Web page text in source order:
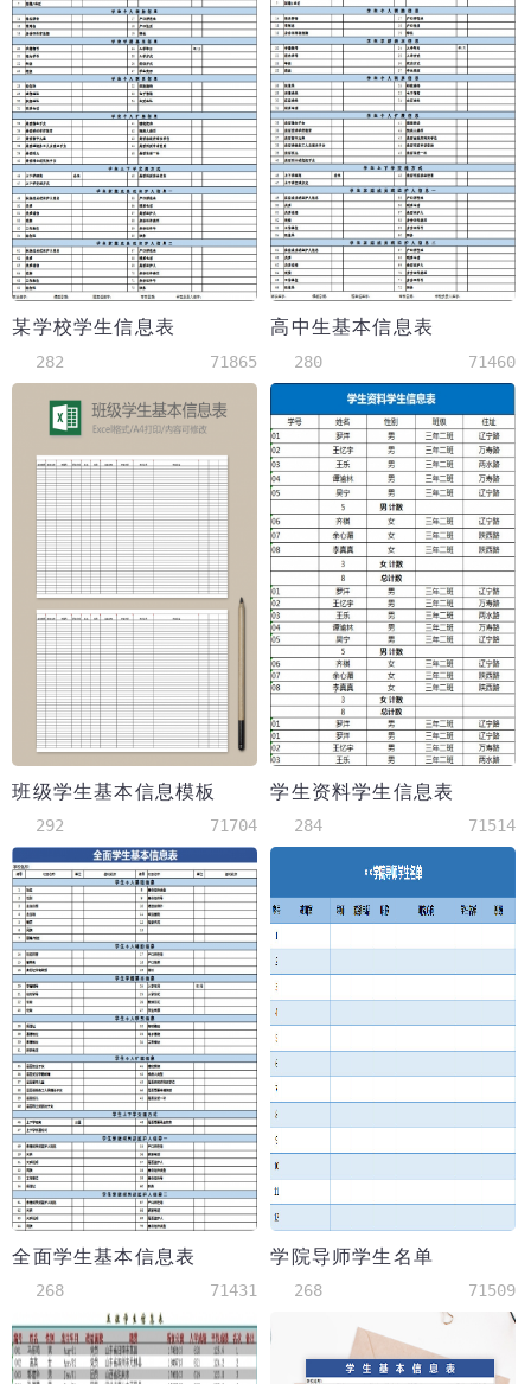
某学校学生信息表
282 71865
高中生基本信息表
280 71460
班级学生基本信息模板
292 71704
学生资料学生信息表
284 71514
全面学生基本信息表
268 71431
学院导师学生名单
268 71509